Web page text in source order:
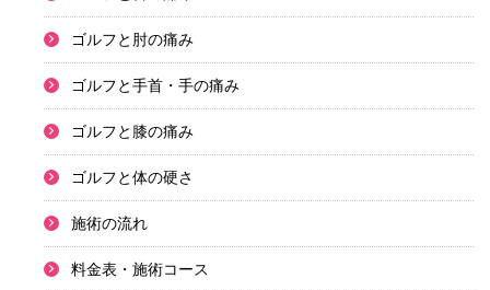
ゴルフと肘の痛み
ゴルフと手首・手の痛み
ゴルフと膝の痛み
ゴルフと体の硬さ
施術の流れ
料金表・施術コース